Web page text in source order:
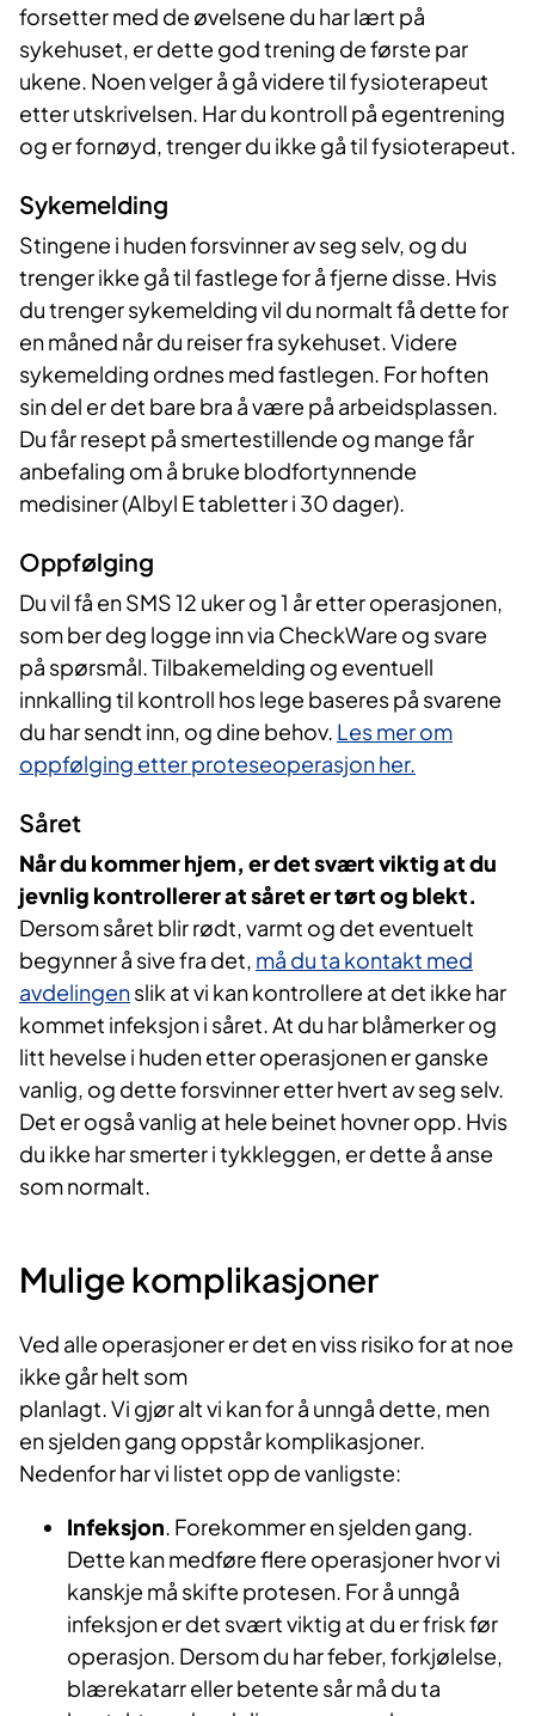
forsetter med de øvelsene du har lært på
sykehuset, er dette god trening de første par
ukene. Noen velger å gå videre til fysioterapeut
etter utskrivelsen. Har du kontroll på egentrening
og er fornøyd, trenger du ikke gå til fysioterapeut.
Sykemelding
Stingene i huden forsvinner av seg selv, og du
trenger ikke gå til fastlege for å fjerne disse. Hvis
du trenger sykemelding vil du normalt få dette for
en måned når du reiser fra sykehuset. Videre
sykemelding ordnes med fastlegen. For hoften
sin del er det bare bra å være på arbeidsplassen.
Du får resept på smertestillende og mange får
anbefaling om å bruke blodfortynnende
medisiner (Albyl E tabletter i 30 dager).
Oppfølging
Du vil få en SMS 12 uker og 1 år etter operasjonen,
som ber deg logge inn via CheckWare og svare
på spørsmål. Tilbakemelding og eventuell
innkalling til kontroll hos lege baseres på svarene
du har sendt inn, og dine behov. Les mer om
oppfølging etter proteseoperasjon her.
Såret
Når du kommer hjem, er det svært viktig at du
jevnlig kontrollerer at såret er tørt og blekt.
Dersom såret blir rødt, varmt og det eventuelt
begynner å sive fra det, må du ta kontakt med
avdelingenslik at vi kan kontrollere at det ikke har
kommet infeksjon i såret. At du har blåmerker og
litt hevelse i huden etter operasjonen er ganske
vanlig, og dette forsvinner etter hvert av seg selv.
Det er også vanlig at hele beinet hovner opp. Hvis
du ikke har smerter i tykkleggen, er dette å anse
som normalt.
Mulige komplikasjoner
Ved alle operasjoner er det en viss risiko for at noe
ikke går helt som
planlagt. Vi gjør alt vi kan for å unngå dette, men
en sjelden gang oppstår komplikasjoner.
Nedenfor har vi listet opp de vanligste:
Infeksjon. Forekommer en sjelden gang.
Dette kan medføre flere operasjoner hvor vi
kanskje må skifte protesen. For å unngå
infeksjon er det svært viktig at du er frisk før
operasjon. Dersom du har feber, forkjølelse,
blærekatarr eller betente sår må du ta